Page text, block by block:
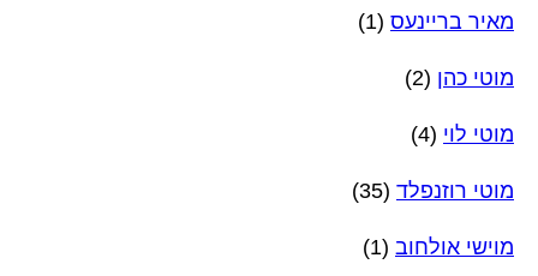
מאיר בריינעס (1)
מוטי כהן (2)
מוטי לוי (4)
מוטי רוזנפלד (35)
מוישי אולחוב (1)